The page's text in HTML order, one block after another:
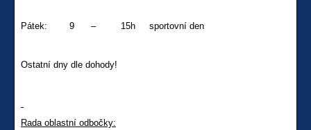
Pátek: 9 – 15h sportovní den
Ostatní dny dle dohody!
Rada oblastní odbočky: